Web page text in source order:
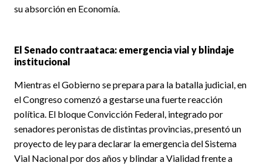
su absorción en Economía.
El Senado contraataca: emergencia vial y blindaje
institucional
Mientras el Gobierno se prepara para la batalla judicial, en
el Congreso comenzó a gestarse una fuerte reacción
política. El bloque Convicción Federal, integrado por
senadores peronistas de distintas provincias, presentó un
proyecto de ley para declarar la emergencia del Sistema
Vial Nacional por dos años y blindar a Vialidad frente a